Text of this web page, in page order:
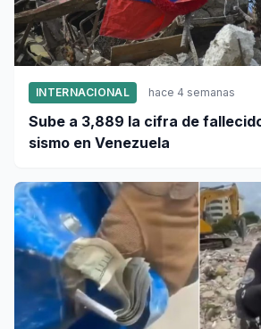
INTERNACIONAL hace 4 semanas
Sube a 3,889 la cifra de
sismo en Venezuela